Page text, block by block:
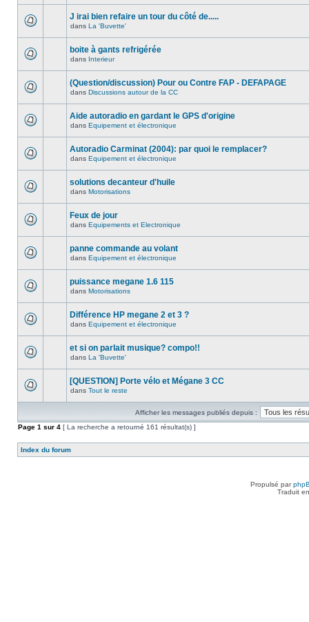
J irai bien refaire un tour du côté de.....
dans La 'Buvette'
boite à gants refrigérée
dans Interieur
(Question/discussion) Pour ou Contre FAP - DEFAPAGE
dans Discussions autour de la CC
Aide autoradio en gardant le GPS d'origine
dans Equipement et électronique
Autoradio Carminat (2004): par quoi le remplacer?
dans Equipement et électronique
solutions decanteur d'huile
dans Motorisations
Feux de jour
dans Equipements et Electronique
panne commande au volant
dans Equipement et électronique
puissance megane 1.6 115
dans Motorisations
Différence HP megane 2 et 3 ?
dans Equipement et électronique
et si on parlait musique? compo!!
dans La 'Buvette'
[QUESTION] Porte vélo et Mégane 3 CC
dans Tout le reste
Afficher les messages publiés depuis :
Page 1 sur 4 [ La recherche a retourné 161 résultat(s) ]
Index du forum
Propulsé par
Traduit